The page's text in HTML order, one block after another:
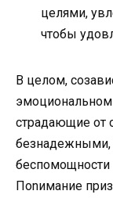
целями,
чтобы
В целом,
страдающие от
безнадежными,
беспомощности
Пonимание